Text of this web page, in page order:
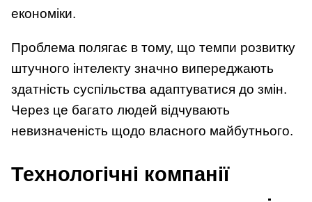
економіки.
Проблема полягає в тому, що темпи розвитку
штучного інтелекту значно випереджають
здатність суспільства адаптуватися до змін.
Через це багато людей відчувають
невизначеність щодо власного майбутнього.
Технологічні компанії